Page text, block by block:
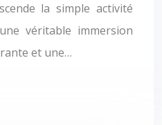
la simple activité
véritable immersion
et une…